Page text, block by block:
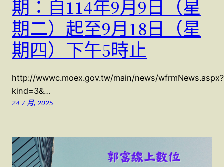
期：自114年9月9日（星
期二）起至9月18日（星
期四）下午5時止
http://wwwc.moex.gov.tw/main/news/wfrmNews.aspx?
kind=3&…
24 7 月, 2025